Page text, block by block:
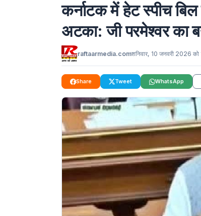
कर्नाटक में हेट स्पीच
अटका: जी परमेश्वर का
raftaarmedia.comशनिवार, 10 जनवरी 2026
Share Tweet WhatsApp